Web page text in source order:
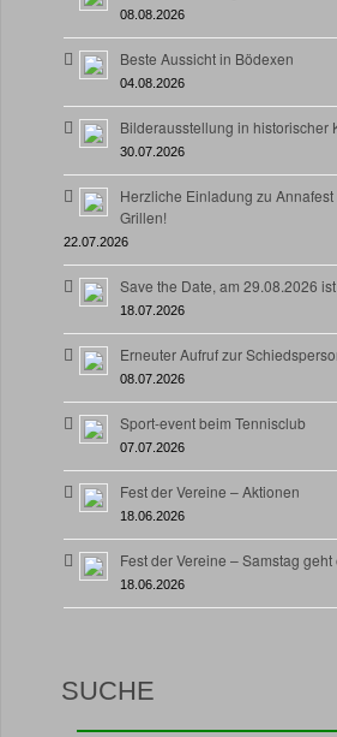
08.08.2026
Beste Aussicht in Bödexen
04.08.2026
Bilderausstellung in historischer
30.07.2026
Herzliche Einladung zu
Grillen!
22.07.2026
Save the Date, am 29.08.2026
18.07.2026
Erneuter Aufruf zur
08.07.2026
Sport-event beim Tennisclub
07.07.2026
Fest der Vereine – Aktionen
18.06.2026
Fest der Vereine – Samstag geht
18.06.2026
SUCHE